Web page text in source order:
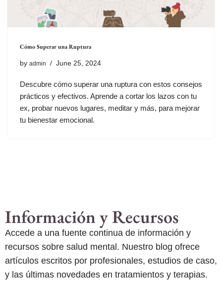
Cómo Superar una Ruptura
by admin June 25, 2024
Descubre cómo superar una ruptura con estos consejos
prácticos y efectivos. Aprende a cortar los lazos con tu
ex, probar nuevos lugares, meditar y más, para mejorar
tu bienestar emocional.
Información y Recursos
Accede a una fuente continua de información y
recursos sobre salud mental. Nuestro blog ofrece
artículos escritos por profesionales, estudios de caso,
y las últimas novedades en tratamientos y terapias.